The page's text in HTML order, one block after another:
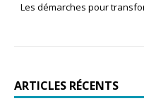
Les démarches pour
ARTICLES RÉCENTS